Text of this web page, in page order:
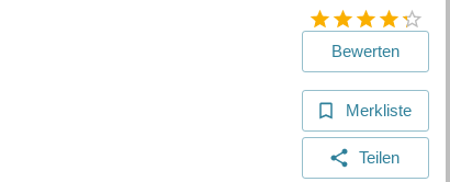
Bewerten
Merkliste
Teilen